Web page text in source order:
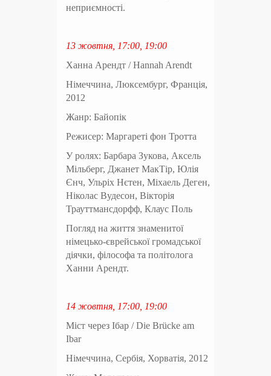
неприємності.
13 жовтня, 17:00, 19:00
Ханна Арендт / Hannah Arendt
Німеччина, Люксембург, Франція,
2012
Жанр: Байопік
Режисер: Маргареті фон Тротта
У ролях: Барбара Зукова, Аксель
Мільберг, Джанет МакТір, Юлія
Єнч, Ульріх Нєтен, Міхаель Деген,
Ніколас Вудесон, Вікторія
Трауттмансдорфф, Клаус Поль
Погляд на життя знаменитої
німецько-єврейської громадської
діячки, філософа та політолога
Ханни Арендт.
14 жовтня, 17:00, 19:00
Міст через Ібар / Die Brücke am
Ibar
Німеччина, Сербія, Хорватія, 2012